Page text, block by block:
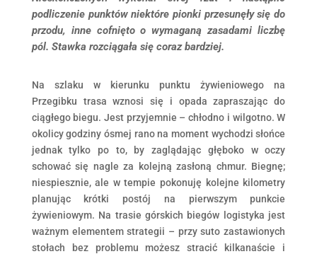
podliczenie punktów niektóre pionki przesunęły się do
przodu, inne cofnięto o wymaganą zasadami liczbę
pól. Stawka rozciągała się coraz bardziej.
Na szlaku w kierunku punktu żywieniowego na
Przegibku trasa wznosi się i opada zapraszając do
ciągłego biegu. Jest przyjemnie – chłodno i wilgotno. W
okolicy godziny ósmej rano na moment wychodzi słońce
jednak tylko po to, by zaglądając głęboko w oczy
schować się nagle za kolejną zasłoną chmur. Biegnę;
niespiesznie, ale w tempie pokonuję kolejne kilometry
planując krótki postój na pierwszym punkcie
żywieniowym. Na trasie górskich biegów logistyka jest
ważnym elementem strategii – przy suto zastawionych
stołach bez problemu możesz stracić kilkanaście i